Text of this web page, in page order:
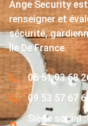
Ange Security
renseigner et
sécurité,
Île De France.
06 51 03 68
09 53 57 67 63
Siège social